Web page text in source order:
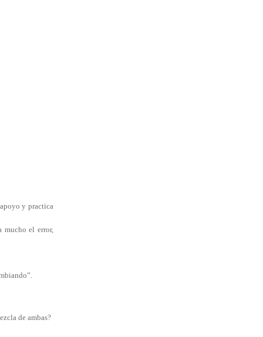
y practica
mucho el error,
de ambas?